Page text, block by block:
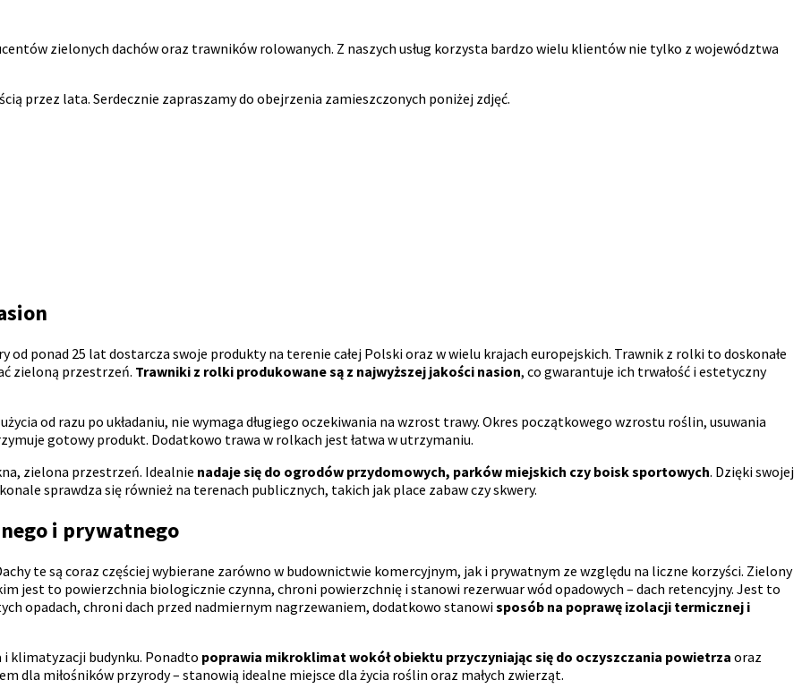
zielonych dachów oraz trawników rolowanych. Z naszych usług korzysta bardzo wielu klientów nie tylko z województwa
przez lata. Serdecznie zapraszamy do obejrzenia zamieszczonych poniżej zdjęć.
ponad 25 lat dostarcza swoje produkty na terenie całej Polski oraz w wielu krajach europejskich. Trawnik z rolki to doskonałe
zieloną przestrzeń. Trawniki z rolki produkowane są z najwyższej jakości nasion, co gwarantuje ich trwałość i estetyczny
od razu po układaniu, nie wymaga długiego oczekiwania na wzrost trawy. Okres początkowego wzrostu roślin, usuwania
gotowy produkt. Dodatkowo trawa w rolkach jest łatwa w utrzymaniu.
zielona przestrzeń. Idealnie nadaje się do ogrodów przydomowych, parków miejskich czy boisk sportowych. Dzięki swojej
sprawdza się również na terenach publicznych, takich jak place zabaw czy skwery.
i prywatnego
te są coraz częściej wybierane zarówno w budownictwie komercyjnym, jak i prywatnym ze względu na liczne korzyści. Zielony
jest to powierzchnia biologicznie czynna, chroni powierzchnię i stanowi rezerwuar wód opadowych – dach retencyjny. Jest to
opadach, chroni dach przed nadmiernym nagrzewaniem, dodatkowo stanowisposób na poprawę izolacji termicznej i
klimatyzacji budynku. Ponadto poprawia mikroklimat wokół obiektu przyczyniając się do oczyszczania powietrza oraz
dla miłośników przyrody – stanowią idealne miejsce dla życia roślin oraz małych zwierząt.